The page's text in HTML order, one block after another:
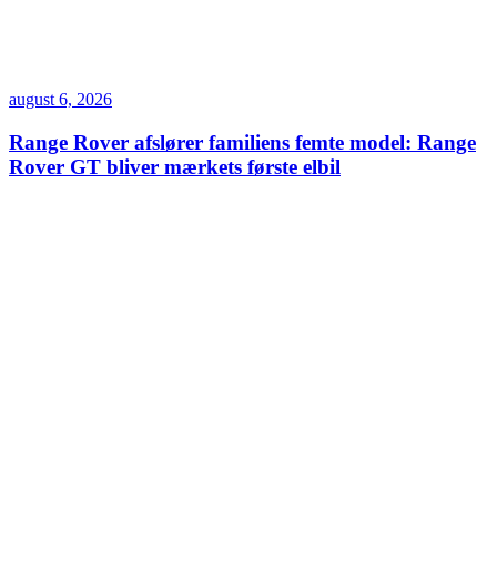
august 6, 2026
Range Rover afslører familiens femte model: Range
Rover GT bliver mærkets første elbil